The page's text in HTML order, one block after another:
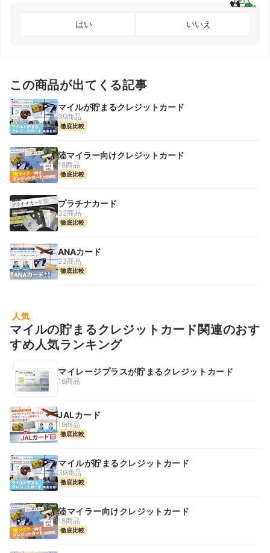
はい いいえ
この商品が出てくる記事
マイルが貯まるクレジットカード
39商品
徹底比較
陸マイラー向けクレジットカード
18商品
徹底比較
プラチナカード
32商品
徹底比較
ANAカード
23商品
徹底比較
人気
マイルの貯まるクレジットカード関連のおす
すめ人気ランキング
マイレージプラスが貯まるクレジットカード
16商品
JALカード
19商品
徹底比較
マイルが貯まるクレジットカード
39商品
徹底比較
陸マイラー向けクレジットカード
18商品
徹底比較